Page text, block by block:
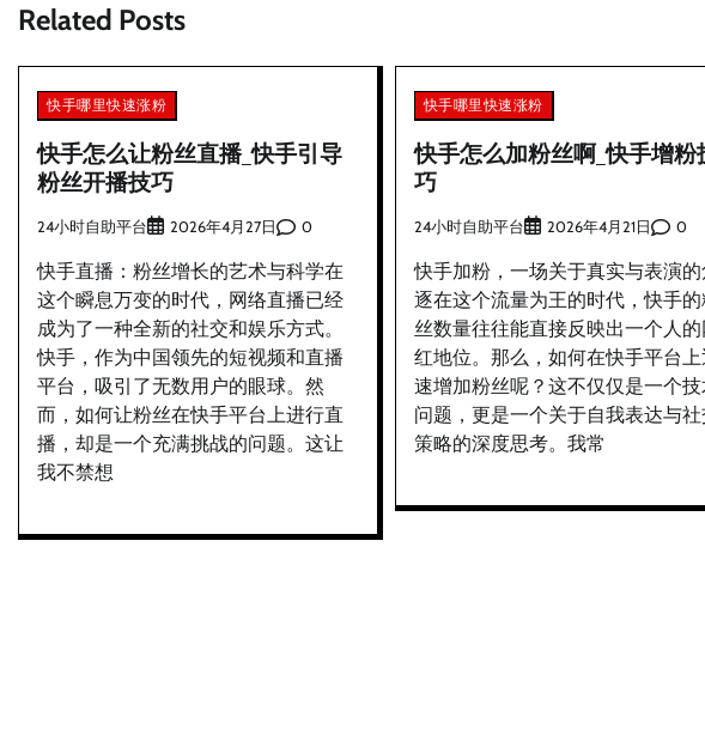
导
航
Related Posts
快手哪里快速涨粉
快手怎么让粉丝直播_快手引导
粉丝开播技巧
24小时自助平台 2026年4月27日 0
快手直播：粉丝增长的艺术与科学在
这个瞬息万变的时代，网络直播已经
成为了一种全新的社交和娱乐方式。
快手，作为中国领先的短视频和直播
平台，吸引了无数用户的眼球。然
而，如何让粉丝在快手平台上进行直
播，却是一个充满挑战的问题。这让
我不禁想
快手哪里快速涨粉
快手怎么加粉丝啊_快手增粉
巧
24小时自助平台 2026年4月21日 0
快手加粉，一场关于真实与表演的
逐在这个流量为王的时代，快手
丝数量往往能直接反映出一个人的
红地位。那么，如何在快手平台上
速增加粉丝呢？这不仅仅是一个
问题，更是一个关于自我表达与社
策略的深度思考。我常